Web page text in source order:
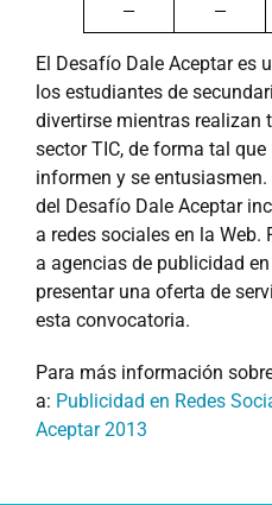
— —
El Desafío Dale Aceptar es
los estudiantes de
divertirse mientras realizan
sector TIC, de forma tal
informen y se
del Desafío Dale Aceptar
a redes sociales en la
a agencias de publicidad
presentar una oferta de
esta convocatoria.
Para más información
a: Publicidad en Redes
Aceptar 2013